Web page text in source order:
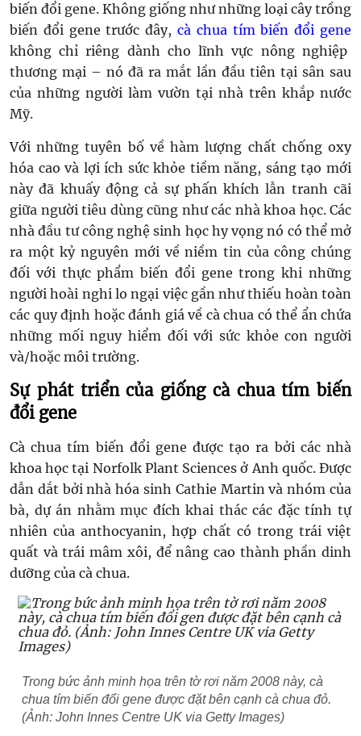
biến đổi gene. Không giống như những loại cây trồng
biến đổi gene trước đây, cà chua tím biến đổi gene
không chỉ riêng dành cho lĩnh vực nông nghiệp
thương mại – nó đã ra mắt lần đầu tiên tại sân sau
của những người làm vườn tại nhà trên khắp nước
Mỹ.
Với những tuyên bố về hàm lượng chất chống oxy
hóa cao và lợi ích sức khỏe tiềm năng, sáng tạo mới
này đã khuấy động cả sự phấn khích lẫn tranh cãi
giữa người tiêu dùng cũng như các nhà khoa học. Các
nhà đầu tư công nghệ sinh học hy vọng nó có thể mở
ra một kỷ nguyên mới về niềm tin của công chúng
đối với thực phẩm biến đổi gene trong khi những
người hoài nghi lo ngại việc gần như thiếu hoàn toàn
các quy định hoặc đánh giá về cà chua có thể ẩn chứa
những mối nguy hiểm đối với sức khỏe con người
và/hoặc môi trường.
Sự phát triển của giống cà chua tím biến
đổi gene
Cà chua tím biến đổi gene được tạo ra bởi các nhà
khoa học tại Norfolk Plant Sciences ở Anh quốc. Được
dẫn dắt bởi nhà hóa sinh Cathie Martin và nhóm của
bà, dự án nhằm mục đích khai thác các đặc tính tự
nhiên của anthocyanin, hợp chất có trong trái việt
quất và trái mâm xôi, để nâng cao thành phần dinh
dưỡng của cà chua.
Trong bức ảnh minh họa trên tờ rơi năm 2008 này, cà
chua tím biến đổi gene được đặt bên cạnh cà chua đỏ.
(Ảnh: John Innes Centre UK via Getty Images)